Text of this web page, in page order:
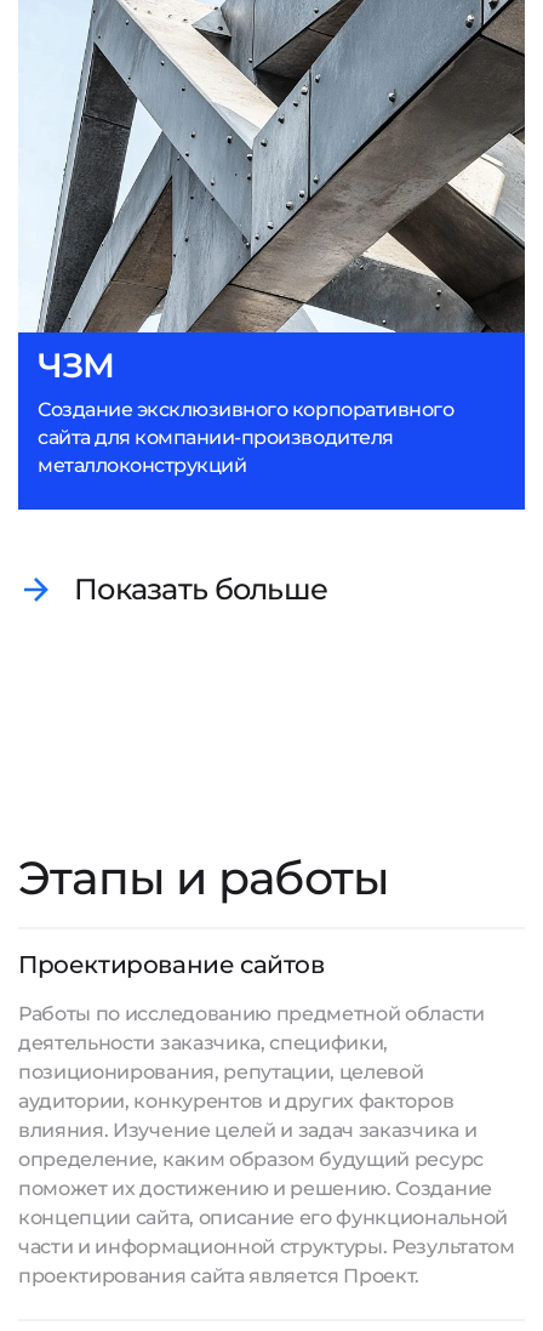
ЧЗМ
Создание эксклюзивного корпоративного
сайта для компании-производителя
металлоконструкций
Показать больше
Этапы и работы
Проектирование сайтов
Работы по исследованию предметной области
деятельности заказчика, специфики,
позиционирования, репутации, целевой
аудитории, конкурентов и других факторов
влияния. Изучение целей и задач заказчика и
определение, каким образом будущий ресурс
поможет их достижению и решению. Создание
концепции сайта, описание его функциональной
части и информационной структуры. Результатом
проектирования сайта является Проект.